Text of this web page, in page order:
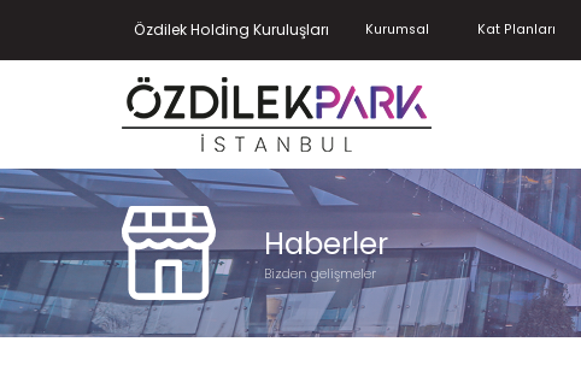
Özdilek Holding Kuruluşları Kurumsal Kat Planları
Haberler
Bizden gelişmeler